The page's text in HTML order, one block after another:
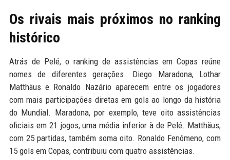
Os rivais mais próximos no ranking
histórico
Atrás de Pelé, o ranking de assistências em Copas reúne
nomes de diferentes gerações. Diego Maradona, Lothar
Matthäus e Ronaldo Nazário aparecem entre os jogadores
com mais participações diretas em gols ao longo da história
do Mundial. Maradona, por exemplo, teve oito assistências
oficiais em 21 jogos, uma média inferior à de Pelé. Matthäus,
com 25 partidas, também soma oito. Ronaldo Fenômeno, com
15 gols em Copas, contribuiu com quatro assistências.